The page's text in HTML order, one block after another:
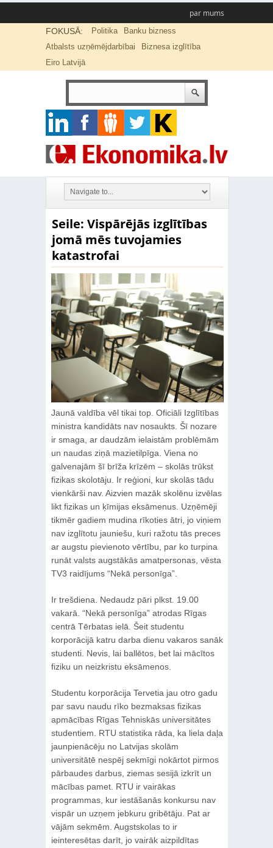
par mums
FOKUSĀ: Politika
Banku bizness
Atbalsts uzņēmējdarbībai
Biznesa izglītība
Eiro Latvijā
Seile: Vispārējās izglītības
jomā mēs tuvojamies
katastrofai
Jaunā valdība vēl tikai top. Oficiāli Izglītības
ministra kandidāts nav nosaukts. Šī nozare
ir smaga, ar daudzām ielaistām problēmām
un naudas ziņā mazietilpīga. Viena no
galvenajām šī brīža krīzēm – skolās trūkst
fizikas skolotāju. Ir reģioni, kur skolās tādu
vienkārši nav. Aizvien mazāk skolēnu izvēlas
likt fizikas un ķīmijas eksāmenus. Uzņēmēji
tikmēr gadiem mudina rīkoties ātri, jo viņiem
nav izglītotu jauniešu, kuri ražotu tās preces
ar augstu pievienoto vērtību, par ko turpina
runāt valsts augstākās amatpersonas, vēsta
TV3 raidījums “Nekā personīga”.
Ir trešdiena. Nedaudz pāri plkst. 19.00
vakarā. “Nekā personīga” atrodas Rīgas
centrā Tērbatas ielā. Šeit studentu
korporācijā katru darba dienu vakaros sanāk
studenti. Nevis, lai ballētos, bet lai mācītos
fiziku un neizkristu eksāmenos.
Studentu korporācija Tervetia jau otro gadu
par savu naudu rīko bezmaksas fizikas
apmācības Rīgas Tehniskās universitātes
studentiem. RTU statistika rāda, ka liela daļa
jaunpienācēju no Latvijas skolām
universitātē nespēj sekmīgi nokārtot pirmos
pārbaudes darbus, ziemas sesijā izkrīt un
mācības pamet. RTU ir vairākas
programmas, kur iestāšanās konkursu nav
vispār un uzņem jebkuru gribētāju. Pat ar
vājām sekmēm. Augstskolas to ir
ieinteresētas darīt, jo vairāk aizpildītas